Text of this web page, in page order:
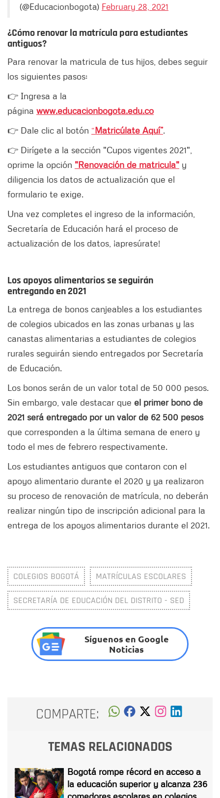
(@Educacionbogota) February 28, 2021
¿Cómo renovar la matrícula para estudiantes
antiguos?
Para renovar la matricula de tus hijos, debes seguir
los siguientes pasos:
👉 Ingresa a la
página www.educacionbogota.edu.co
👉 Dale clic al botón “Matricúlate Aquí”.
👉 Dirígete a la sección "Cupos vigentes 2021",
oprime la opción "Renovación de matricula" y
diligencia los datos de actualización que el
formulario te exige.
Una vez completes el ingreso de la información,
Secretaría de Educación hará el proceso de
actualización de los datos, ¡apresúrate!
Los apoyos alimentarios se seguirán
entregando en 2021
La entrega de bonos canjeables a los estudiantes
de colegios ubicados en las zonas urbanas y las
canastas alimentarias a estudiantes de colegios
rurales seguirán siendo entregados por Secretaría
de Educación.
Los bonos serán de un valor total de 50 000 pesos.
Sin embargo, vale destacar que el primer bono de
2021 será entregado por un valor de 62 500 pesos
que corresponden a la última semana de enero y
todo el mes de febrero respectivamente.
Los estudiantes antiguos que contaron con el
apoyo alimentario durante el 2020 y ya realizaron
su proceso de renovación de matrícula, no deberán
realizar ningún tipo de inscripción adicional para la
entrega de los apoyos alimentarios durante el 2021.
COLEGIOS BOGOTÁ MATRÍCULAS ESCOLARES
SECRETARÍA DE EDUCACIÓN DEL DISTRITO - SED
Síguenos en Google
Noticias
COMPARTE:
TEMAS RELACIONADOS
Bogotá rompe récord en acceso a
la educación superior y alcanza 236